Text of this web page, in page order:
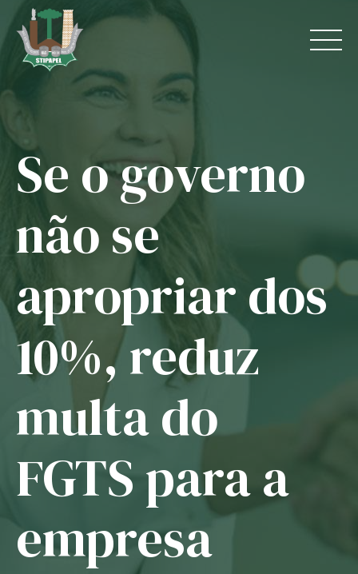
to
content
Home
O Sindicato
Jurídico
Convênios
Notícias
Associe-se
Se o governo
não se
apropriar dos
10%, reduz
multa do
FGTS para a
empresa